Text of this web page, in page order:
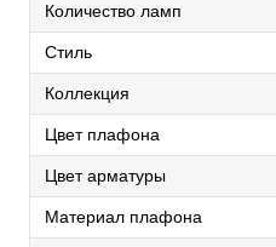
Количество ламп
Стиль
Коллекция
Цвет плафона
Цвет арматуры
Материал плафона